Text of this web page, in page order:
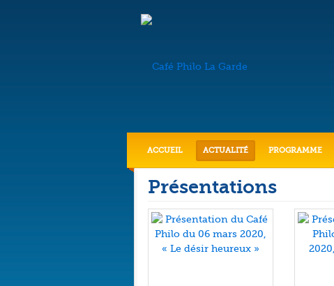
ACCUEIL ACTUALITÉ PROGRAMME
Présentations